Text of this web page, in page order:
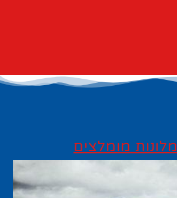
מלונות מומלצים